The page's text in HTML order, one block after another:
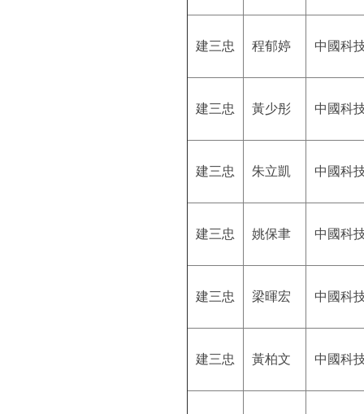
建三忠 程郁婷 中國科
建三忠 黃少彤 中國科
建三忠 朱立凱 中國科
建三忠 姚保聿 中國科
建三忠 梁暉宏 中國科
建三忠 黃柏文 中國科